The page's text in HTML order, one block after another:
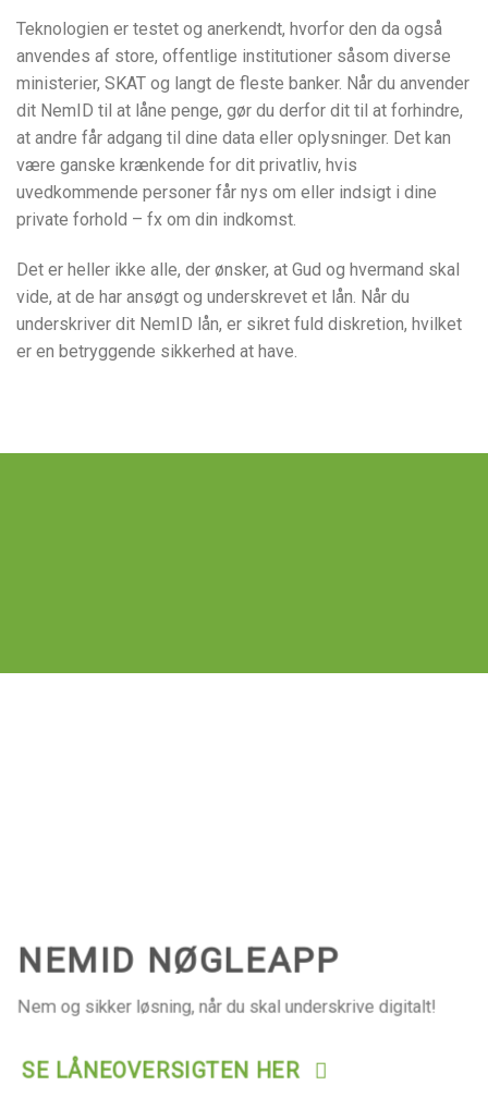
Teknologien er testet og anerkendt, hvorfor den da også
anvendes af store, offentlige institutioner såsom diverse
ministerier, SKAT og langt de fleste banker. Når du anvender
dit NemID til at låne penge, gør du derfor dit til at forhindre,
at andre får adgang til dine data eller oplysninger. Det kan
være ganske krænkende for dit privatliv, hvis
uvedkommende personer får nys om eller indsigt i dine
private forhold – fx om din indkomst.
Det er heller ikke alle, der ønsker, at Gud og hvermand skal
vide, at de har ansøgt og underskrevet et lån. Når du
underskriver dit NemID lån, er sikret fuld diskretion, hvilket
er en betryggende sikkerhed at have.
NEMID NØGLEAPP
Nem og sikker løsning, når du skal underskrive digitalt!
SE LÅNEOVERSIGTEN HER